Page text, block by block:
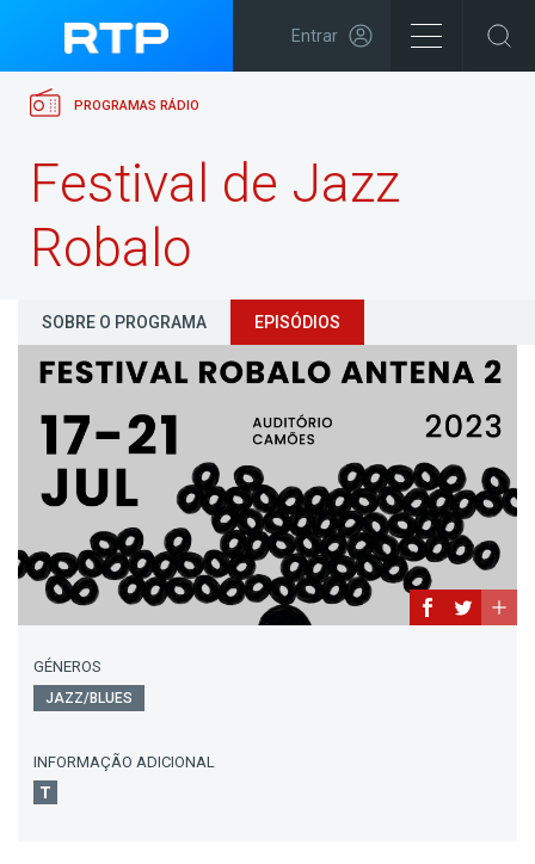
Entrar
PROGRAMAS RÁDIO
Festival de Jazz
Robalo
SOBRE O PROGRAMA EPISÓDIOS
GÉNEROS
JAZZ/BLUES
INFORMAÇÃO ADICIONAL